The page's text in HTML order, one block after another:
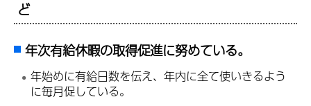
ど
年次有給休暇の取得促進に努めている。
年始めに有給日数を伝え、年内に全て使いきるよう
に毎月促している。